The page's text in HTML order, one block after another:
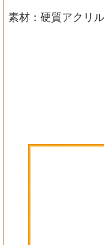
素材：硬質アクリ